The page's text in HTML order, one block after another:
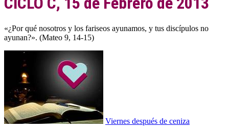
«¿Por qué nosotros y los fariseos ayunamos, y tus discípulos no
ayunan?». (Mateo 9, 14-15)
Viernes después de ceniza